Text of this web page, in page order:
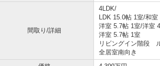
間取り/詳細
4LDK/
LDK 15.0帖 1室/和室
洋室 5.7帖 1室/洋室
洋室 5.7帖 1室
リビングイン階段
全居室南向き